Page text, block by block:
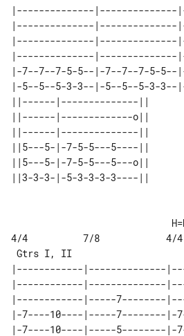
|--------------|--------------
|--------------|--------------
|--------------|--------------
|--------------|--------------|-
|-7--7--7-5-5--|-7--7--7-5-5--
|-5--5--5-3-3--|-5--5--5-3-3--
||------|--------------||
||------|-------------o||
||------|--------------||
||5---5-|-7-5-5---5----||
||5---5-|-7-5-5---5---o||
4/4          7/8            4/4
|------------|--------------
|------------|--------------
|------------|-----7--------
|-7----10----|-----7--------|-
|-7----10----|-----5--------|-